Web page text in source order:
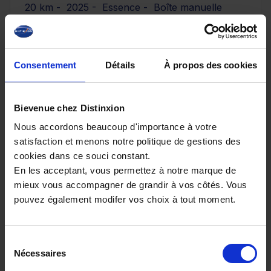
Consentement Détails À propos des cookies
Bievenue chez Distinxion
Nous accordons beaucoup d'importance à votre
satisfaction et menons notre politique de gestions des
cookies dans ce souci constant.
En les acceptant, vous permettez à notre marque de
mieux vous accompagner de grandir à vos côtés. Vous
pouvez également modifer vos choix à tout moment.
Nécessaires
20 km - 2025 - Essence - Boîte manuelle